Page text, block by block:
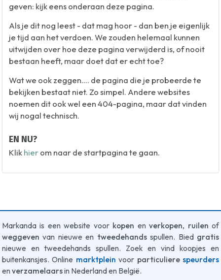
geven: kijk eens onderaan deze pagina.
Als je dit nog leest - dat mag hoor - dan ben je eigenlijk
je tijd aan het verdoen. We zouden helemaal kunnen
uitwijden over hoe deze pagina verwijderd is, of nooit
bestaan heeft, maar doet dat er echt toe?
Wat we ook zeggen.... de pagina die je probeerde te
bekijken bestaat niet. Zo simpel. Andere websites
noemen dit ook wel een 404-pagina, maar dat vinden
wij nogal technisch.
EN NU?
Klik hier om naar de startpagina te gaan.
Markanda is een website voor kopen enverkopen, ruilen of
weggeven van nieuwe en tweedehandsspullen. Bied gratis
nieuwe en tweedehands spullen. Zoek en vind koopjes en
buitenkansjes. Online marktplein voor particulierespeurders
en verzamelaarsin Nederland en België.